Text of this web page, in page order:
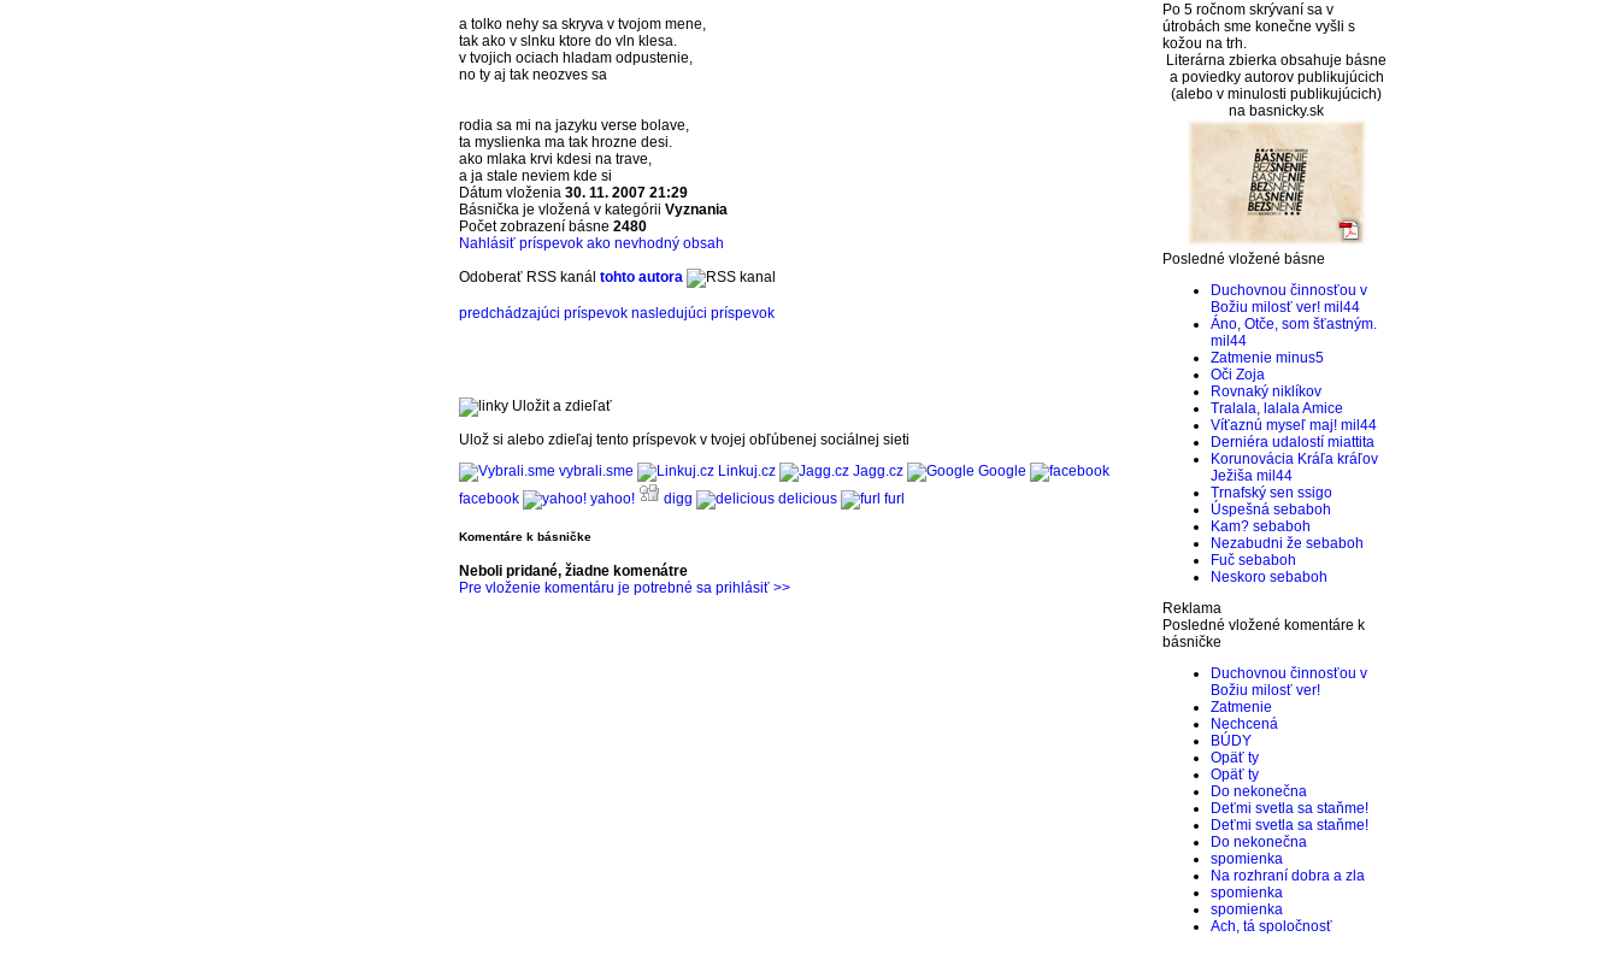
a tolko nehy sa skryva v tvojom mene,
tak ako v slnku ktore do vln klesa.
v tvojich ociach hladam odpustenie,
no ty aj tak neozves sa
rodia sa mi na jazyku verse bolave,
ta myslienka ma tak hrozne desi.
ako mlaka krvi kdesi na trave,
a ja stale neviem kde si
Dátum vloženia 30. 11. 2007 21:29
Básnička je vložená v kategórii Vyznania
Počet zobrazení básne 2480
Nahlásiť príspevok ako nevhodný obsah
Odoberať RSS kanál tohto autora
predchádzajúci príspevok nasledujúci príspevok
Uložit a zdieľať
Ulož si alebo zdieľaj tento príspevok v tvojej obľúbenej sociálnej sieti
vybrali.sme
Linkuj.cz Jagg.cz
Google
facebook
yahoo! digg delicious furl
Komentáre k básničke
Neboli pridané, žiadne komenátre
Pre vloženie komentáru je potrebné sa prihlásiť >>
Po 5 ročnom skrývaní sa v
útrobách sme konečne vyšli s
kožou na trh.
Literárna zbierka obsahuje básne
a poviedky autorov publikujúcich
(alebo v minulosti publikujúcich)
na basnicky.sk
Posledné vložené básne
Duchovnou činnosťou v
Božiu milosť ver! mil44
Áno, Otče, som šťastným.
mil44
Zatmenie minus5
Oči Zoja
Rovnaký niklíkov
Tralala, lalalaAmice
Víťaznú myseľ maj! mil44
Derniéra udalostí miattita
Korunovácia Kráľa kráľov
Ježiša mil44
Trnafský sen ssigo
Úspešná sebaboh
Kam? sebaboh
Nezabudni že sebaboh
Fuč sebaboh
Neskoro sebaboh
Reklama
Posledné vložené komentáre k
básničke
Duchovnou činnosťou v
Božiu milosť ver!
Zatmenie
Nechcená
BÚDY
Opäť ty
Opäť ty
Do nekonečna
Deťmi svetla sa staňme!
Deťmi svetla sa staňme!
Do nekonečna
spomienka
Na rozhraní dobra a zla
spomienka
spomienka
Ach, tá spoločnosť